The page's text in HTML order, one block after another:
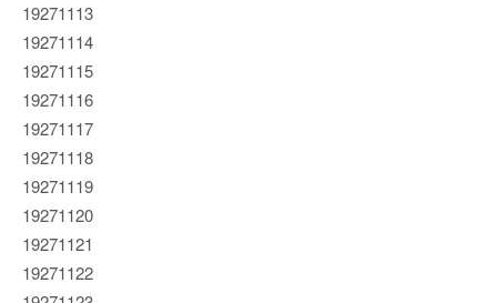
19271113
19271114
19271115
19271116
19271117
19271118
19271119
19271120
19271121
19271122